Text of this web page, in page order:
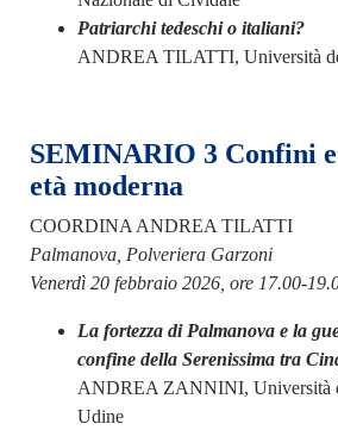
Patriarchi tedeschi o italiani?
ANDREA TILATTI, Università
SEMINARIO 3 Confini
età moderna
COORDINA ANDREA TILATTI
Palmanova, Polveriera Garzoni
Venerdì 20 febbraio 2026, ore 17.00-
La fortezza di Palmanova e la
confine della Serenissima tra
ANDREA ZANNINI, Università
Udine